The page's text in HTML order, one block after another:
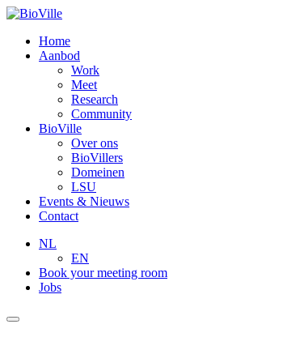
Home
Aanbod
Work
Meet
Research
Community
BioVille
Over ons
BioVillers
Domeinen
LSU
Events & Nieuws
Contact
NL
EN
Book your meeting room
Jobs